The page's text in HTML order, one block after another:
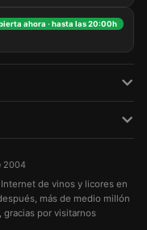
ahora · hasta las 20:00h
2004
de vinos y licores en
más de medio millón
por visitarnos
seleccionar las
su sesión.